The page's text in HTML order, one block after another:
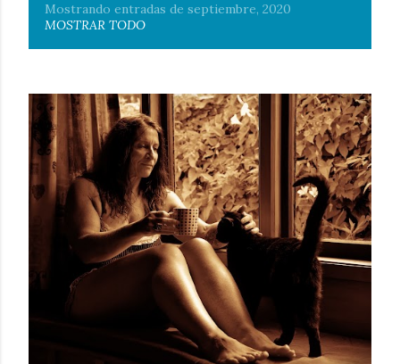
E
n
t
r
a
d
a
Mostrando entradas de septiembre, 2020
MOSTRAR TODO